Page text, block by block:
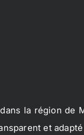
dans la région de
et